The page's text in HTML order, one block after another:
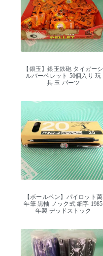
【銀玉】銀玉鉄砲 タイガーシ
ルバーペレット 50個入り 玩
具 玉 パーツ
【ボールペン】パイロット萬
年筆 黒軸 ノック式 細字 1985
年製 デッドストック